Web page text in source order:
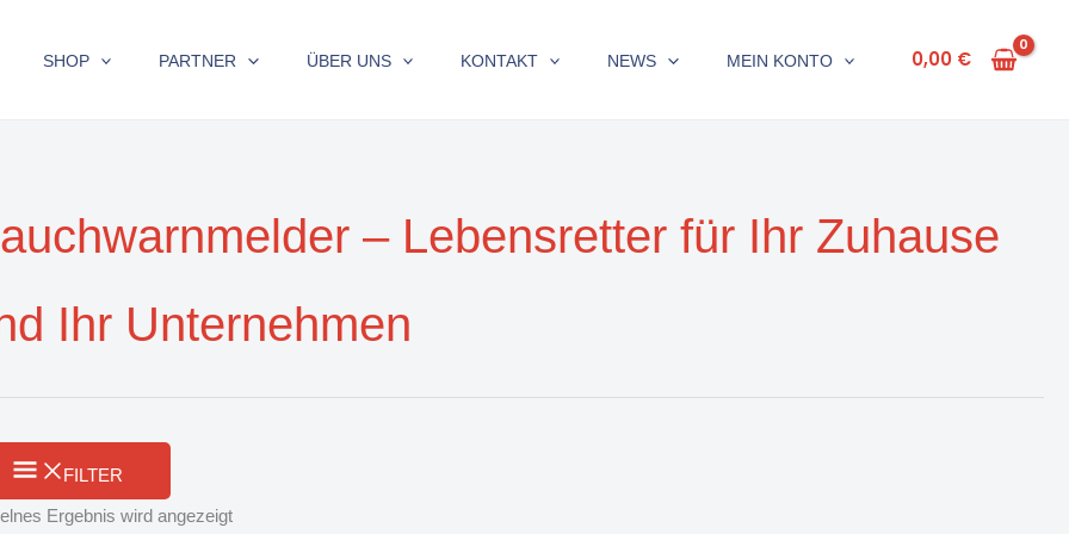
SHOP PARTNER ÜBER UNS KONTAKT NEWS MEIN KONTO 0,00 €
– Lebensretter für Ihr Zuhause
Ihr Unternehmen
FILTER
Ergebnis wird angezeigt